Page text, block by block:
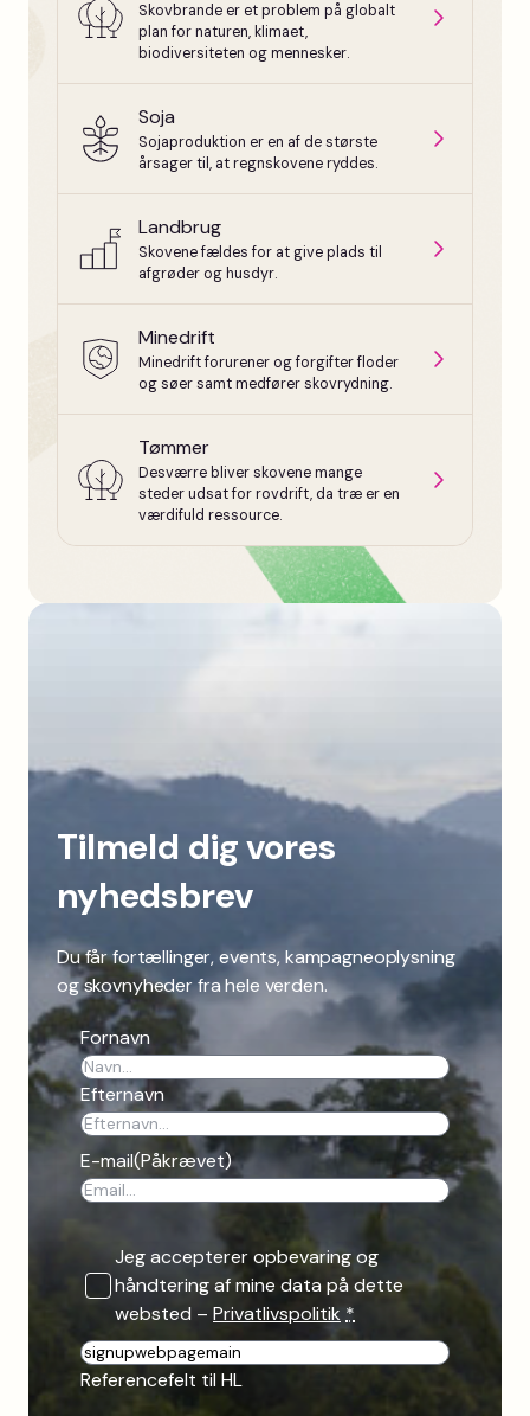
Skovbrande er et problem på globalt
plan for naturen, klimaet,
biodiversiteten og mennesker.
Soja
Sojaproduktion er en af de største
årsager til, at regnskovene ryddes.
Landbrug
Skovene fældes for at give plads til
afgrøder og husdyr.
Minedrift
Minedrift forurener og forgifter floder
og søer samt medfører skovrydning.
Tømmer
Desværre bliver skovene mange
steder udsat for rovdrift, da træ er en
værdifuld ressource.
Tilmeld dig vores
nyhedsbrev
Du får fortællinger, events, kampagneoplysning
og skovnyheder fra hele verden.
Fornavn
Efternavn
E-mail(Påkrævet)
Jeg accepterer opbevaring og
håndtering af mine data på dette
websted – Privatlivspolitik *
R
e
Referencefelt til HL